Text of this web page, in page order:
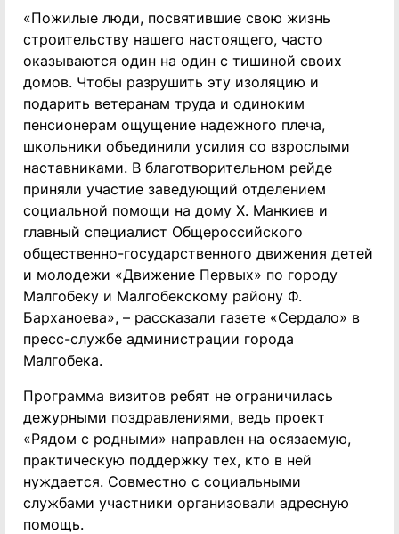
«Пожилые люди, посвятившие свою жизнь
строительству нашего настоящего, часто
оказываются один на один с тишиной своих
домов. Чтобы разрушить эту изоляцию и
подарить ветеранам труда и одиноким
пенсионерам ощущение надежного плеча,
школьники объединили усилия со взрослыми
наставниками. В благотворительном рейде
приняли участие заведующий отделением
социальной помощи на дому Х. Манкиев и
главный специалист Общероссийского
общественно-государственного движения детей
и молодежи «Движение Первых» по городу
Малгобеку и Малгобекскому району Ф.
Барханоева», – рассказали газете «Сердало» в
пресс-службе администрации города
Малгобека.
Программа визитов ребят не ограничилась
дежурными поздравлениями, ведь проект
«Рядом с родными» направлен на осязаемую,
практическую поддержку тех, кто в ней
нуждается. Совместно с социальными
службами участники организовали адресную
помощь.